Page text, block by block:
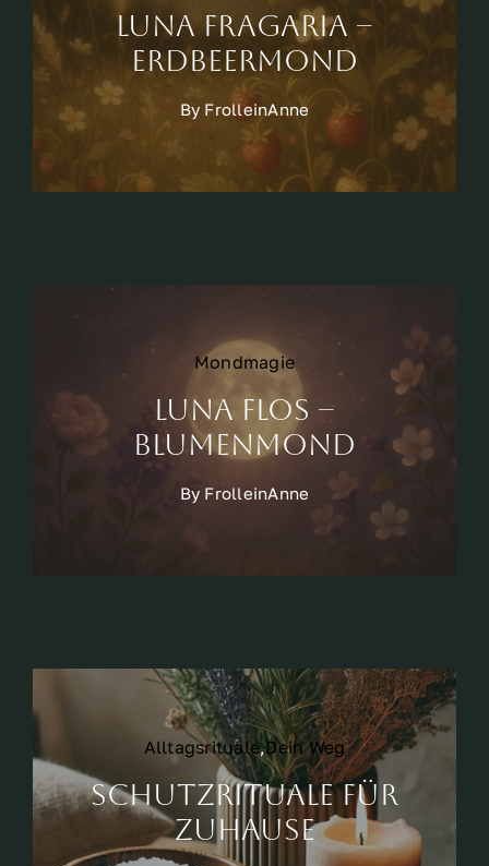
Luna Fragaria –
Erdbeermond
By FrolleinAnne
Mondmagie
Luna Flos –
Blumenmond
By FrolleinAnne
Alltagsrituale,Dein Weg
Schutzrituale für
Zuhause